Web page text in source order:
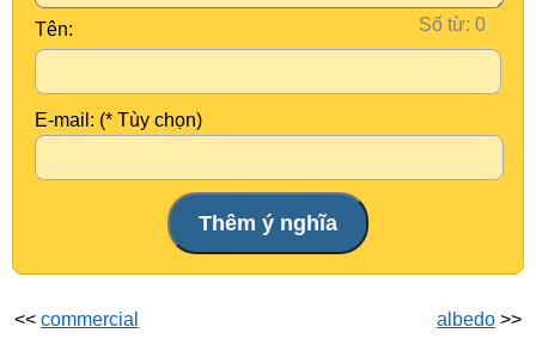
Số từ:
Tên:
E-mail: (* Tùy chọn)
<< commercial albedo >>